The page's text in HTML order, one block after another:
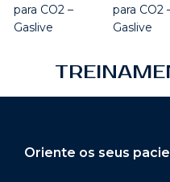
para CO2 –
Gaslive
para CO2
Gaslive
Oriente os seus